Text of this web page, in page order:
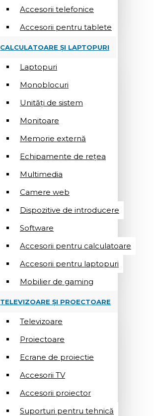
Accesorii telefonice
Accesorii pentru tablete
CALCULATOARE ȘI LAPTOPURI
Laptopuri
Monoblocuri
Unități de sistem
Monitoare
Memorie externă
Echipamente de rețea
Multimedia
Camere web
Dispozitive de introducere
Software
Accesorii pentru calculatoare
Accesorii pentru laptopuri
Mobilier de gaming
TELEVIZOARE ȘI PROECTOARE
Televizoare
Proiectoare
Ecrane de proiectie
Accesorii TV
Accesorii proiector
Suporturi pentru tehnică